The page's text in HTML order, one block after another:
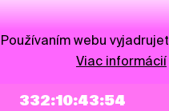
332:10:43:54
Používaním webu
Viac informácií